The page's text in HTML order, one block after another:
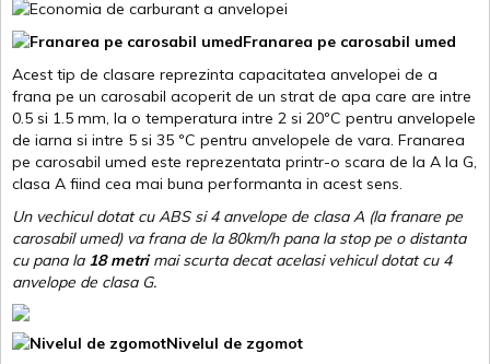
Franarea pe carosabil umed
Acest tip de clasare reprezinta capacitatea anvelopei de a
frana pe un carosabil acoperit de un strat de apa care are intre
0.5 si 1.5 mm, la o temperatura intre 2 si 20ºC pentru anvelopele
de iarna si intre 5 si 35 ºC pentru anvelopele de vara. Franarea
pe carosabil umed este reprezentata printr-o scara de la A la G,
clasa A fiind cea mai buna performanta in acest sens.
Un vechicul dotat cu ABS si 4 anvelope de clasa A (la franare pe
carosabil umed) va frana de la 80km/h pana la stop pe o distanta
cu pana la 18 metrimai scurta decat acelasi vehicul dotat cu 4
anvelope de clasa G.
Nivelul de zgomot